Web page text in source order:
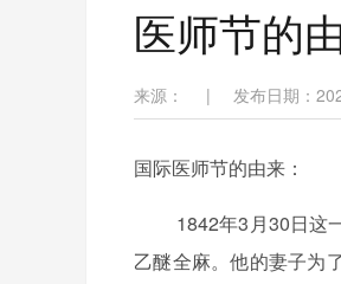
医师节的
来源： | 发布日期：
国际医师节的由来：
1842年3 月30日这
乙醚全麻。他的妻子为